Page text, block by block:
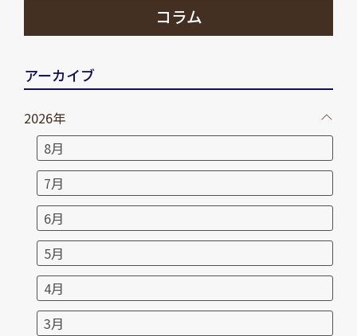
コラム
アーカイブ
2026年
8月
7月
6月
5月
4月
3月